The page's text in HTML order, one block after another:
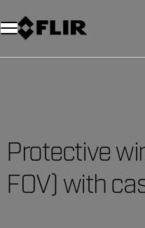
Unread messages
Modèle
Supprimer
articles
article
Ajouter au panier
Ajouté au panier
Protective
FOV) with